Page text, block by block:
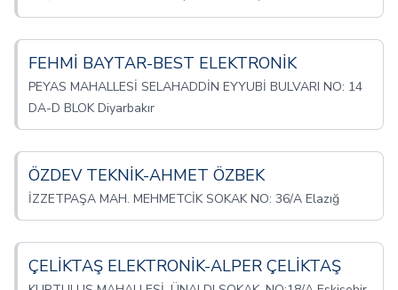
FEHMİ BAYTAR-BEST ELEKTRONİK
PEYAS MAHALLESİ SELAHADDİN EYYUBİ BULVARI NO: 14
DA-D BLOK Diyarbakır
ÖZDEV TEKNİK-AHMET ÖZBEK
İZZETPAŞA MAH. MEHMETCİK SOKAK NO: 36/A Elazığ
ÇELİKTAŞ ELEKTRONİK-ALPER ÇELİKTAŞ